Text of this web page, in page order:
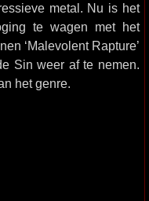
metal. Nu is het
te wagen met het
‘Malevolent Rapture’
Sin weer af te nemen.
het genre.